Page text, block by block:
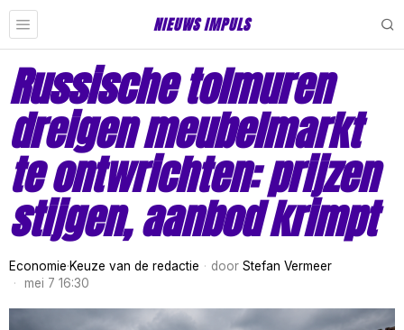
NIEUWS IMPULS
Russische tolmuren
dreigen meubelmarkt
te ontwrichten: prijzen
stijgen, aanbod krimpt
Economie·Keuze van de redactie door Stefan Vermeer
mei 7 16:30